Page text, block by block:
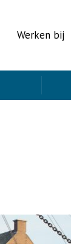
Werken bij